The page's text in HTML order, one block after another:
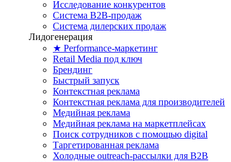
Исследование конкурентов
Система B2B-продаж
Система дилерских продаж
Лидогенерация
★ Performance-маркетинг
Retail Media под ключ
Брендинг
Быстрый запуск
Контекстная реклама
Контекстная реклама для производителей
Медийная реклама
Медийная реклама на маркетплейсах
Поиск сотрудников с помощью digital
Таргетированная реклама
Холодные outreach-рассылки для B2B